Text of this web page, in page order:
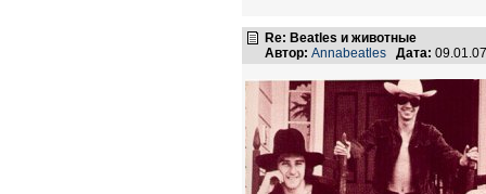
Re: Beatles и животные
Автор: Annabeatles Дата: